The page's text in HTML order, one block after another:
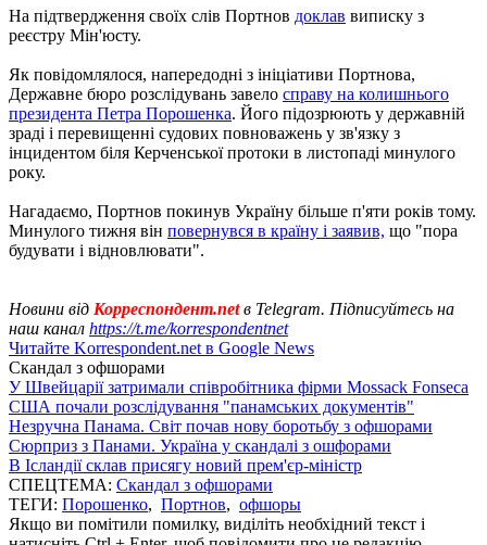
На підтвердження своїх слів Портнов доклав виписку з
реєстру Мін'юсту.
Як повідомлялося, напередодні з ініціативи Портнова,
Державне бюро розслідувань завело справу на колишнього
президента Петра Порошенка. Його підозрюють у державній
зраді і перевищенні судових повноважень у зв'язку з
інцидентом біля Керченської протоки в листопаді минулого
року.
Нагадаємо, Портнов покинув Україну більше п'яти років тому.
Минулого тижня він повернувся в країну і заявив, що "пора
будувати і відновлювати".
Новини від Корреспондент.netв Telegram. Підписуйтесь на
наш канал https://t.me/korrespondentnet
Читайте Korrespondent.net в Google News
Скандал з офшорами
У Швейцарії затримали співробітника фірми Mossack Fonseca
США почали розслідування "панамських документів"
Незручна Панама. Світ почав нову боротьбу з офшорами
Сюрприз з Панами. Україна у скандалі з ошфорами
В Ісландії склав присягу новий прем'єр-міністр
СПЕЦТЕМА: Скандал з офшорами
ТЕГИ: Порошенко, Портнов, офшоры
Якщо ви помітили помилку, виділіть необхідний текст і